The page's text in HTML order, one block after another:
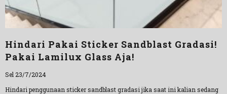
Hindari Pakai Sticker Sandblast Gradasi!
Pakai Lamilux Glass Aja!
Sel 23/7/2024
Hindari penggunaan sticker sandblast gradasi jika saat ini kalian sedang